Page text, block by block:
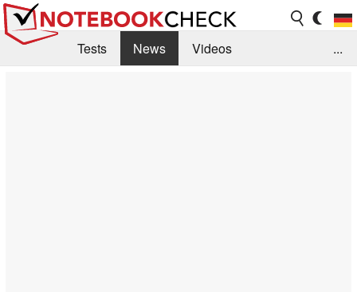
Tests News
Videos
...